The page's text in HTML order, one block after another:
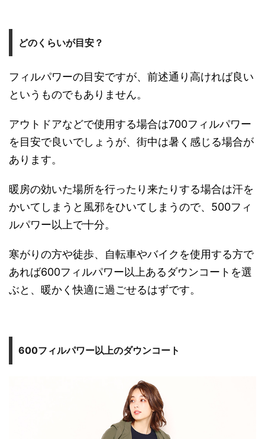
どのくらいが目安？
フィルパワーの目安ですが、前述通り高ければ良い
というものでもありません。
アウトドアなどで使用する場合は700フィルパワー
を目安で良いでしょうが、街中は暑く感じる場合が
あります。
暖房の効いた場所を行ったり来たりする場合は汗を
かいてしまうと風邪をひいてしまうので、500フィ
ルパワー以上で十分。
寒がりの方や徒歩、自転車やバイクを使用する方で
あれば600フィルパワー以上あるダウンコートを選
ぶと、暖かく快適に過ごせるはずです。
600フィルパワー以上のダウンコート